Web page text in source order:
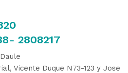
2808217
Vicente Duque N73-123 y Jose